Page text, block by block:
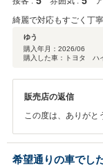
綺麗で対応もすごく丁
ゆう
購入年月： 2026/06
購入した車：トヨタ ハ
販売店の返信
この度は、ありがと
ださい。
希望通りの車でし